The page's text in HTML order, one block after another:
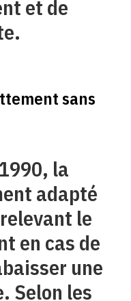
et de
sans
la
adapté
le
en cas de
une
Selon les